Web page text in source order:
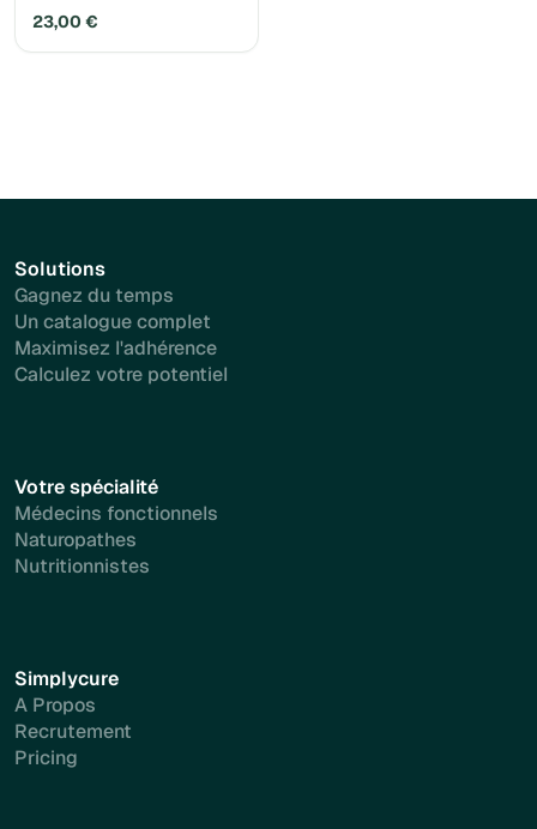
23,00 €
Solutions
Gagnez du temps
Un catalogue complet
Maximisez l'adhérence
Calculez votre potentiel
Votre spécialité
Médecins fonctionnels
Naturopathes
Nutritionnistes
Simplycure
A Propos
Recrutement
Pricing